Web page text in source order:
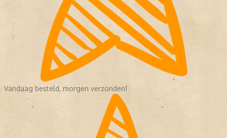
Vandaag besteld, morgen verzonden!